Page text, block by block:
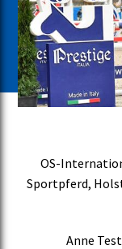
OS-
Sportpferd,
Anne